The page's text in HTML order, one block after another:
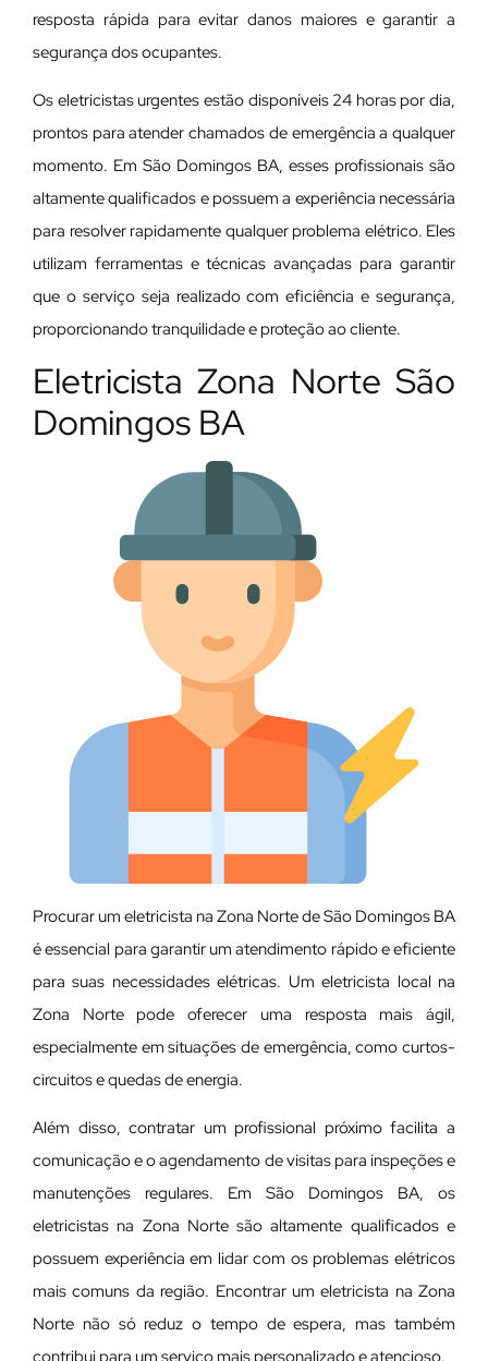
resposta rápida para evitar danos maiores e garantir a
segurança dos ocupantes.
Os eletricistas urgentes estão disponíveis 24 horas por dia,
prontos para atender chamados de emergência a qualquer
momento. Em São Domingos BA, esses profissionais são
altamente qualificados e possuem a experiência necessária
para resolver rapidamente qualquer problema elétrico. Eles
utilizam ferramentas e técnicas avançadas para garantir
que o serviço seja realizado com eficiência e segurança,
proporcionando tranquilidade e proteção ao cliente.
Eletricista Zona Norte São
Domingos BA
Procurar um eletricista na Zona Norte de São Domingos BA
é essencial para garantir um atendimento rápido e eficiente
para suas necessidades elétricas. Um eletricista local na
Zona Norte pode oferecer uma resposta mais ágil,
especialmente em situações de emergência, como curtos-
circuitos e quedas de energia.
Além disso, contratar um profissional próximo facilita a
comunicação e o agendamento de visitas para inspeções e
manutenções regulares. Em São Domingos BA, os
eletricistas na Zona Norte são altamente qualificados e
possuem experiência em lidar com os problemas elétricos
mais comuns da região. Encontrar um eletricista na Zona
Norte não só reduz o tempo de espera, mas também